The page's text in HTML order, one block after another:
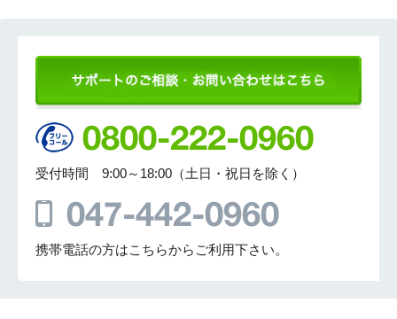
受付時間 9:00～18:00（土日・祝日を除く）
携帯電話の方はこちらからご利用下さい。